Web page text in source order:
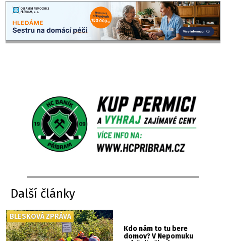
Další články
Kdo nám to tu bere
domov? V Nepomuku
BLESKOVÁ ZPRÁVA